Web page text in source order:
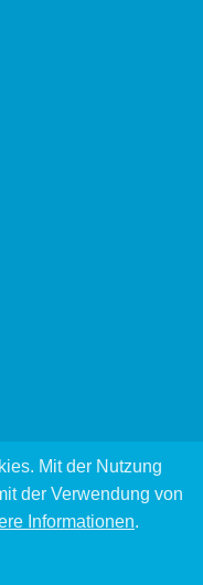
Mit der Nutzung
der Verwendung von
Informationen.